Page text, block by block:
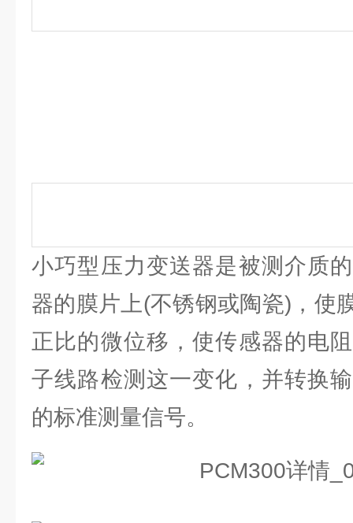
小巧型压力变送器是被测介质
器的膜片上(不锈钢或陶瓷)，使
正比的微位移，使传感器的电
子线路检测这一变化，并转换
的标准测量信号。